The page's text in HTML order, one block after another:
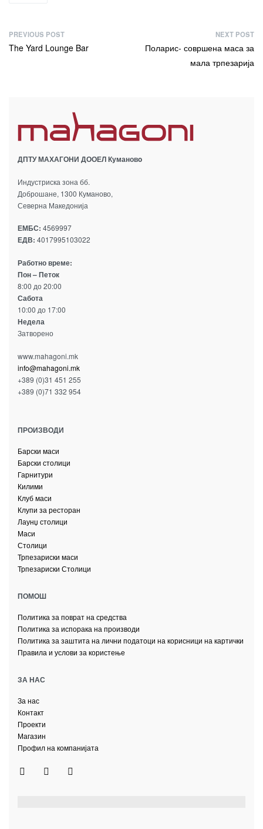
PREVIOUS POST
The Yard Lounge Bar
NEXT POST
Поларис- совршена маса за
мала трпезарија
ДПТУ МАХАГОНИ ДООЕЛ Кумановo
Индустриска зона бб.
Доброшане, 1300 Куманово,
Северна Македонија
ЕМБС: 4569997
ЕДВ: 4017995103022
Работно време:
Пон – Петок
8:00 до 20:00
Сабота
10:00 до 17:00
Недела
Затворено
www.mahagoni.mk
info@mahagoni.mk
+389 (0)31 451 255
+389 (0)71 332 954
ПРОИЗВОДИ
Барски маси
Барски столици
Гарнитури
Килими
Клуб маси
Клупи за ресторан
Лаунџ столици
Маси
Столици
Трпезариски маси
Трпезариски Столици
ПОМОШ
Политика за поврат на средства
Политика за испорака на производи
Политика за заштита на лични податоци на корисници на картички
Правила и услови за користење
ЗА НАС
За нас
Контакт
Проекти
Магазин
Профил на компанијата